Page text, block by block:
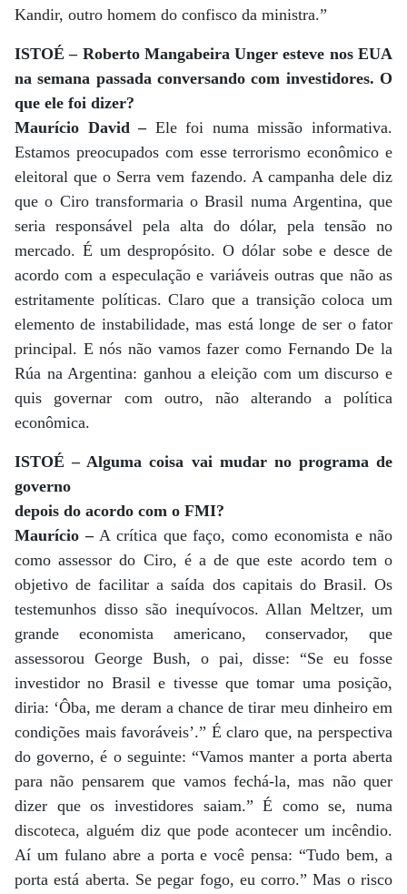
Kandir, outro homem do confisco da ministra.”
ISTOÉ – Roberto Mangabeira Unger esteve nos EUA
na semana passada conversando com investidores. O
que ele foi dizer?
Maurício David –Ele foi numa missão informativa.
Estamos preocupados com esse terrorismo econômico e
eleitoral que o Serra vem fazendo. A campanha dele diz
que o Ciro transformaria o Brasil numa Argentina, que
seria responsável pela alta do dólar, pela tensão no
mercado. É um despropósito. O dólar sobe e desce de
acordo com a especulação e variáveis outras que não as
estritamente políticas. Claro que a transição coloca um
elemento de instabilidade, mas está longe de ser o fator
principal. E nós não vamos fazer como Fernando De la
Rúa na Argentina: ganhou a eleição com um discurso e
quis governar com outro, não alterando a política
econômica.
ISTOÉ – Alguma coisa vai mudar no programa de
governo
depois do acordo com o FMI?
Maurício –A crítica que faço, como economista e não
como assessor do Ciro, é a de que este acordo tem o
objetivo de facilitar a saída dos capitais do Brasil. Os
testemunhos disso são inequívocos. Allan Meltzer, um
grande economista americano, conservador, que
assessorou George Bush, o pai, disse: “Se eu fosse
investidor no Brasil e tivesse que tomar uma posição,
diria: ‘Ôba, me deram a chance de tirar meu dinheiro em
condições mais favoráveis’.” É claro que, na perspectiva
do governo, é o seguinte: “Vamos manter a porta aberta
para não pensarem que vamos fechá-la, mas não quer
dizer que os investidores saiam.” É como se, numa
discoteca, alguém diz que pode acontecer um incêndio.
Aí um fulano abre a porta e você pensa: “Tudo bem, a
porta está aberta. Se pegar fogo, eu corro.” Mas o risco